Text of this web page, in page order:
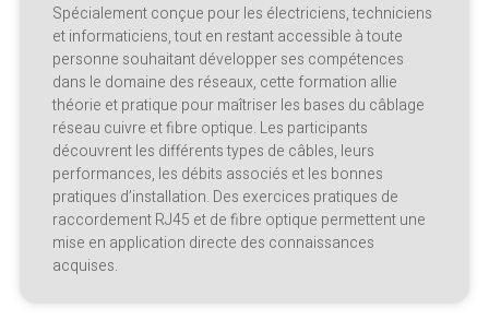
Spécialement conçue pour les électriciens, techniciens
et informaticiens, tout en restant accessible à toute
personne souhaitant développer ses compétences
dans le domaine des réseaux, cette formation allie
théorie et pratique pour maîtriser les bases du câblage
réseau cuivre et fibre optique. Les participants
découvrent les différents types de câbles, leurs
performances, les débits associés et les bonnes
pratiques d’installation. Des exercices pratiques de
raccordement RJ45 et de fibre optique permettent une
mise en application directe des connaissances
acquises.